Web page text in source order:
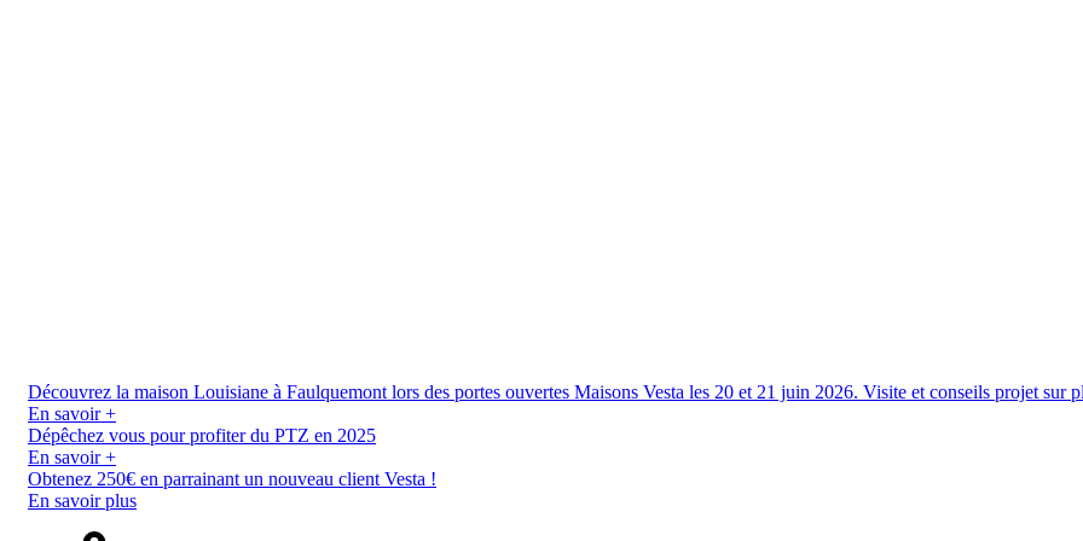
Découvrez la maison Louisiane à Faulquemont lors des portes ouvertes Maisons Vesta les 20 et 21 juin 2026. Visite et conseils projet sur
En savoir +
Dépêchez vous pour profiter du PTZ en 2025
En savoir +
Obtenez 250€ en parrainant un nouveau client Vesta !
En savoir plus